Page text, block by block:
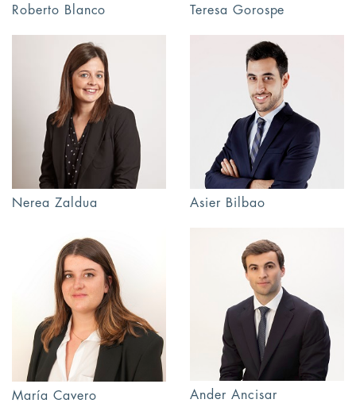
Roberto Blanco Teresa Gorospe
Nerea Zaldua Asier Bilbao
María Cavero Ander Ancisar